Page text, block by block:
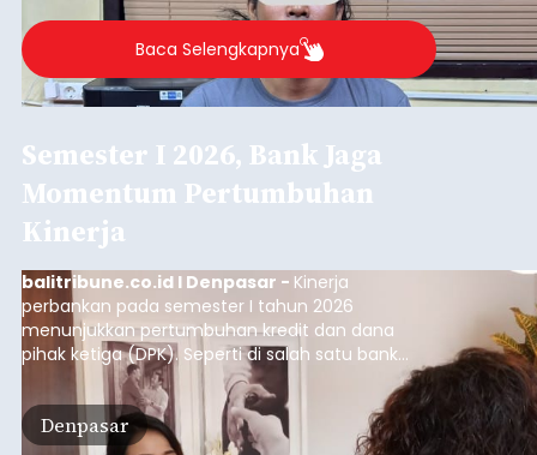
Baca Selengkapnya
Semester I 2026, Bank Jaga
Momentum Pertumbuhan
Kinerja
balitribune.co.id I Denpasar - Kinerja
perbankan pada semester I tahun 2026
menunjukkan pertumbuhan kredit dan dana
pihak ketiga (DPK). Seperti di salah satu bank
swasta mencatatkan kinerja keuangan yang
positif pada tahun ini. Hingga Juni 2026, bank
swasta ini mencatatkan total kredit meningkat
Denpasar